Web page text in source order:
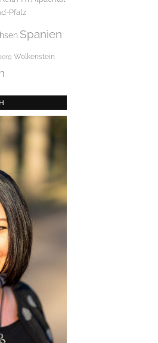
Pfalz
Spanien
Wolkenstein